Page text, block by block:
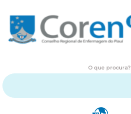
O que procura?